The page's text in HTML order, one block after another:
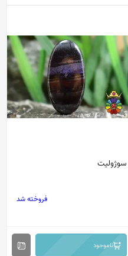
سوژولیت
فروخته شد
ناموجود